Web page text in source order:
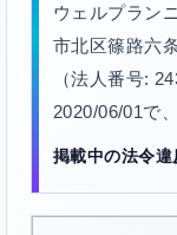
ウェルプラン
市北区篠路六
（法人番号:
2020/06/01で
掲載中の法令違